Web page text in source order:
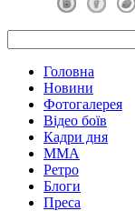
Головна
Новини
Фотогалерея
Відео боїв
Кадри дня
ММА
Ретро
Блоги
Преса